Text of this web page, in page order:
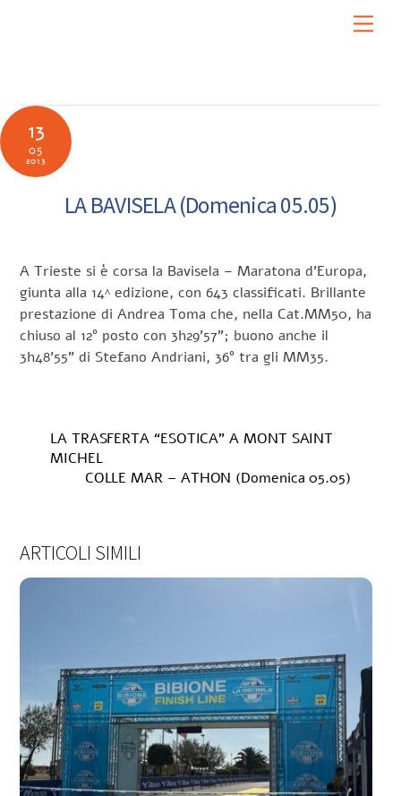
13
05
2013
LA BAVISELA (Domenica 05.05)
A Trieste si è corsa la Bavisela – Maratona d’Europa,
giunta alla 14^ edizione, con 643 classificati. Brillante
prestazione di Andrea Toma che, nella Cat.MM50, ha
chiuso al 12° posto con 3h29’57”; buono anche il
3h48’55” di Stefano Andriani, 36° tra gli MM35.
LA TRASFERTA “ESOTICA” A MONT SAINT
MICHEL
COLLE MAR – ATHON (Domenica 05.05)
ARTICOLI SIMILI